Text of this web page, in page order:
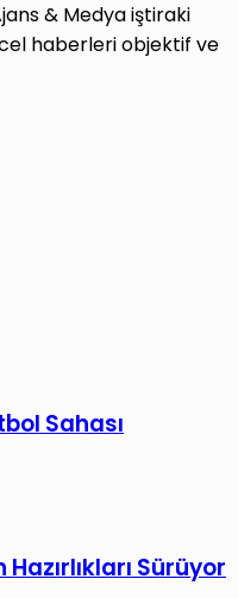
& Medya iştiraki
haberleri objektif ve
Sahası
Sürüyor